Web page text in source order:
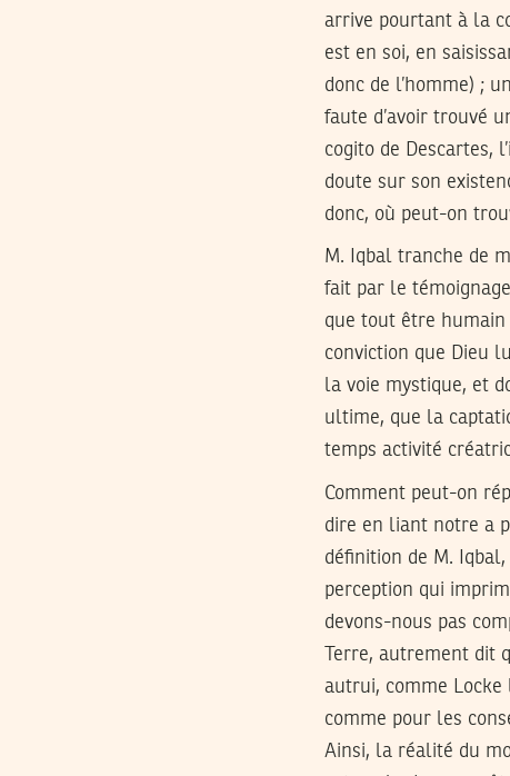
arrive pourtant à la
est en soi, en
donc de l’homme) ;
faute d’avoir trouvé
cogito de Descartes,
doute sur son
donc, où peut-on
M. Iqbal tranche de
fait par le
que tout être
conviction que Dieu
la voie mystique, et
ultime, que la
temps activité
Comment peut-on
dire en liant notre a
définition de M.
perception qui
devons-nous pas
Terre, autrement dit
autrui, comme Locke
comme pour les
Ainsi, la réalité du